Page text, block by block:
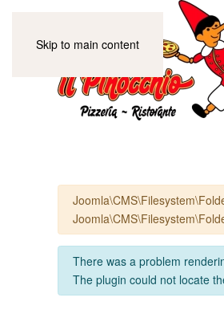
Skip to main content
Varování
info
There was a problem
The plugin could not locate